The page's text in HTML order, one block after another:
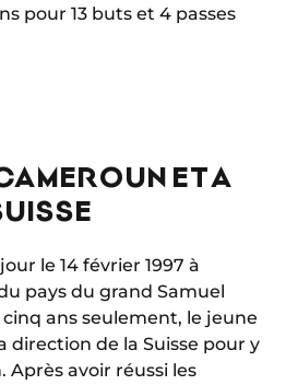
pour 13 buts et 4 passes
ET A
le 14 février 1997 à
pays du grand Samuel
cinq ans seulement, le jeune
direction de la Suisse pour y
Après avoir réussi les